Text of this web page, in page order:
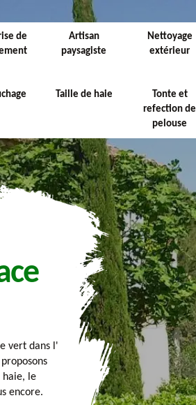
de
Artisan
paysagiste
Nettoyage
extérieur
Taille de haie
Tonte et
refection de
pelouse
vert dans l'
haie, le
encore.